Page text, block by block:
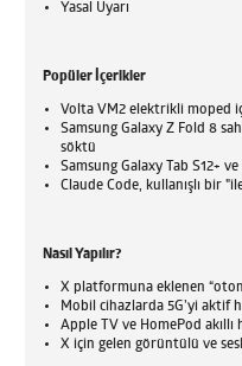
Yasal Uyarı
Popüler İçerikler
Volta VM2 elektrikli moped
Samsung Galaxy Z Fold 8
söktü
Samsung Galaxy Tab S12+
Claude Code, kullanışlı bir
Nasıl Yapılır?
X platformuna eklenen
Mobil cihazlarda 5G’yi aktif
Apple TV ve HomePod
X için gelen görüntülü ve